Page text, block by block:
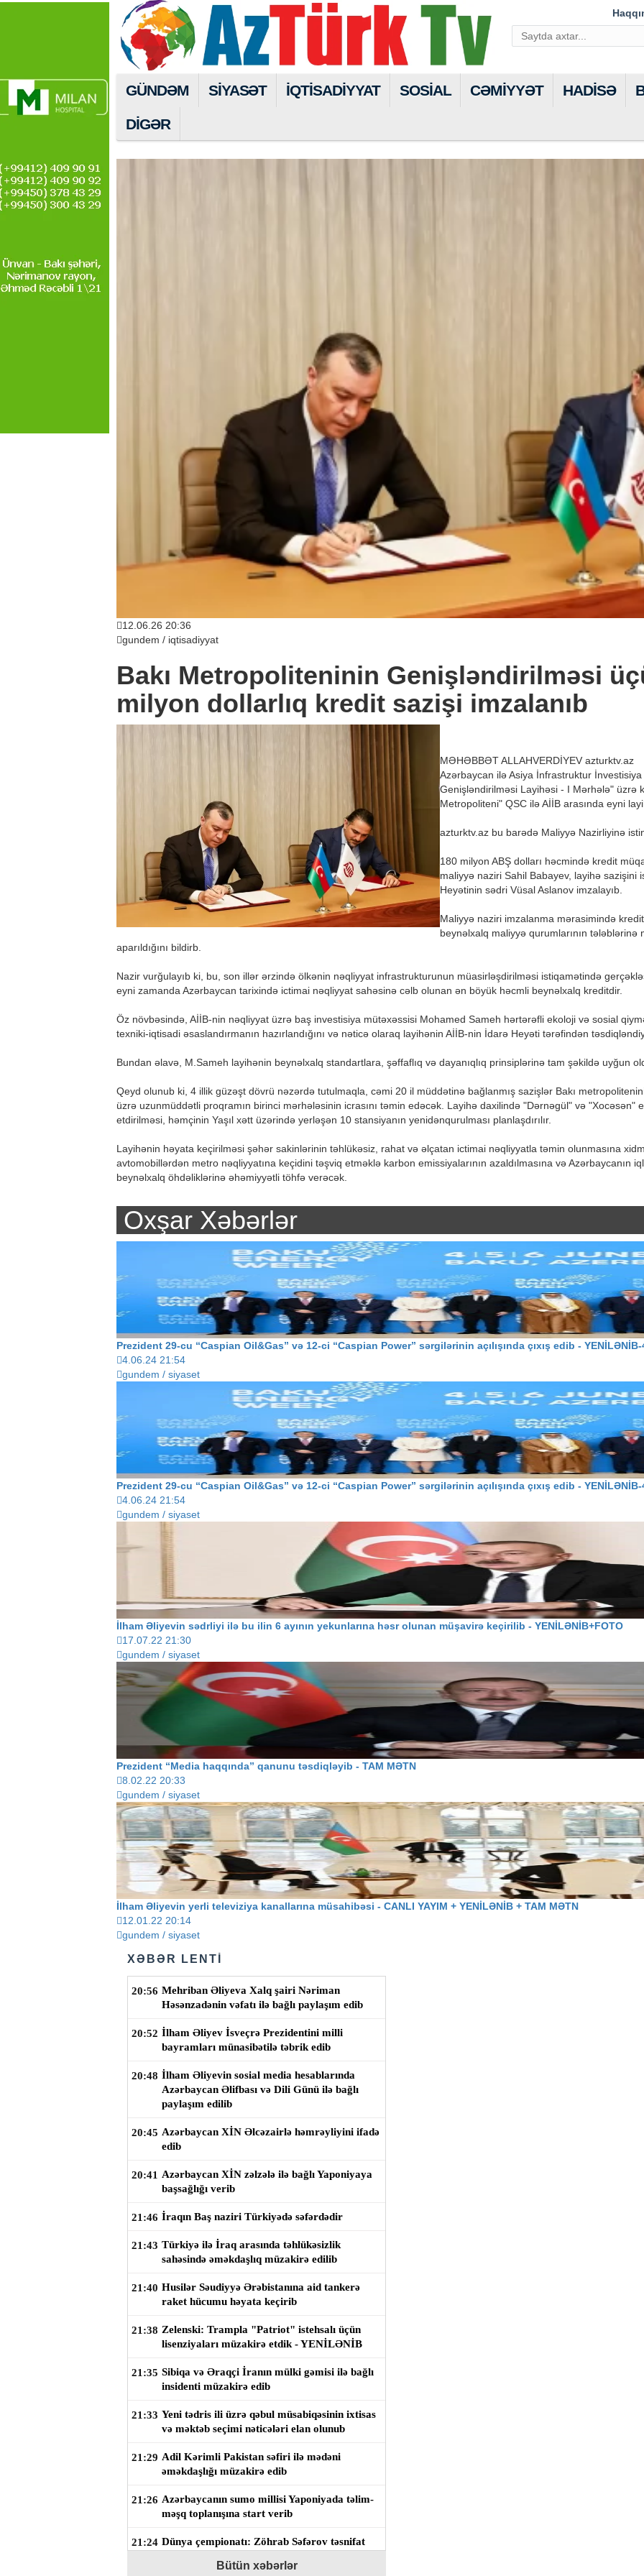
GÜNDƏM SİYASƏT İQTİSADİYYAT SOSİAL CƏMİYYƏT HADİSƏ
DİGƏR
12.06.26 20:36
gundem / iqtisadiyyat
Bakı Metropoliteninin Genişləndirilməsi
milyon dollarlıq kredit sazişi imzalanıb
MƏHƏBBƏT ALLAHVERDİYEV azturktv.az
Azərbaycan ilə Asiya İnfrastruktur
Genişləndirilməsi Layihəsi - I Mərhələ" üzrə
Metropoliteni" QSC ilə AİİB arasında eyni
azturktv.az bu barədə Maliyyə Nazirliyinə
180 milyon ABŞ dolları həcmində kredit
maliyyə naziri Sahil Babayev, layihə sazişini
Heyətinin sədri Vüsal Aslanov imzalayıb.
Maliyyə naziri imzalanma mərasimində
beynəlxalq maliyyə qurumlarının tələblərinə
aparıldığını bildirb.
Nazir vurğulayıb ki, bu, son illər ərzində ölkənin nəqliyyat infrastrukturunun müasirləşdirilməsi istiqamətində
eyni zamanda Azərbaycan tarixində ictimai nəqliyyat sahəsinə cəlb olunan ən böyük həcmli beynəlxalq kreditdir.
Öz növbəsində, AİİB-nin nəqliyyat üzrə baş investisiya mütəxəssisi Mohamed Sameh hərtərəfli ekoloji və sosial
texniki-iqtisadi əsaslandırmanın hazırlandığını və nəticə olaraq layihənin AİİB-nin İdarə Heyəti tərəfindən
Bundan əlavə, M.Sameh layihənin beynəlxalq standartlara, şəffaflıq və dayanıqlıq prinsiplərinə tam şəkildə uyğun
Qeyd olunub ki, 4 illik güzəşt dövrü nəzərdə tutulmaqla, cəmi 20 il müddətinə bağlanmış sazişlər Bakı
üzrə uzunmüddətli proqramın birinci mərhələsinin icrasını təmin edəcək. Layihə daxilində "Dərnəgül" və "Xocəsən"
etdirilməsi, həmçinin Yaşıl xətt üzərində yerləşən 10 stansiyanın yenidənqurulması planlaşdırılır.
Layihənin həyata keçirilməsi şəhər sakinlərinin təhlükəsiz, rahat və əlçatan ictimai nəqliyyatla təmin olunmasına
avtomobillərdən metro nəqliyyatına keçidini təşviq etməklə karbon emissiyalarının azaldılmasına və Azərbaycanın
beynəlxalq öhdəliklərinə əhəmiyyətli töhfə verəcək.
Oxşar Xəbərlər
Prezident 29-cu “Caspian Oil&Gas” və 12-ci “Caspian Power” sərgilərinin açılışında çıxış edib - YENİLƏNİB-
4.06.24 21:54
gundem / siyaset
Prezident 29-cu “Caspian Oil&Gas” və 12-ci “Caspian Power” sərgilərinin açılışında çıxış edib - YENİLƏNİB-
4.06.24 21:54
gundem / siyaset
İlham Əliyevin sədrliyi ilə bu ilin 6 ayının yekunlarına həsr olunan müşavirə keçirilib - YENİLƏNİB+FOTO
17.07.22 21:30
gundem / siyaset
Prezident “Media haqqında” qanunu təsdiqləyib - TAM MƏTN
8.02.22 20:33
gundem / siyaset
İlham Əliyevin yerli televiziya kanallarına müsahibəsi - CANLI YAYIM + YENİLƏNİB + TAM MƏTN
12.01.22 20:14
gundem / siyaset
XƏBƏR LENTİ
20:56 Mehriban Əliyeva Xalq şairi Nəriman
Həsənzadənin vəfatı ilə bağlı paylaşım edib
20:52 İlham Əliyev İsveçrə Prezidentini milli
bayramları münasibətilə təbrik edib
20:48 İlham Əliyevin sosial media hesablarında
Azərbaycan Əlifbası və Dili Günü ilə bağlı
paylaşım edilib
20:45 Azərbaycan XİN Əlcəzairlə həmrəyliyini ifadə
edib
20:41 Azərbaycan XİN zəlzələ ilə bağlı Yaponiyaya
başsağlığı verib
21:46 İraqın Baş naziri Türkiyədə səfərdədir
21:43 Türkiyə ilə İraq arasında təhlükəsizlik
sahəsində əməkdaşlıq müzakirə edilib
21:40 Husilər Səudiyyə Ərəbistanına aid tankerə
raket hücumu həyata keçirib
21:38 Zelenski: Trampla "Patriot" istehsalı üçün
lisenziyaları müzakirə etdik - YENİLƏNİB
21:35 Sibiqa və Əraqçi İranın mülki gəmisi ilə bağlı
insidenti müzakirə edib
21:33 Yeni tədris ili üzrə qəbul müsabiqəsinin ixtisas
və məktəb seçimi nəticələri elan olunub
21:29 Adil Kərimli Pakistan səfiri ilə mədəni
əməkdaşlığı müzakirə edib
21:26 Azərbaycanın sumo millisi Yaponiyada təlim-
məşq toplanışına start verib
21:24 Dünya çempionatı: Zöhrab Səfərov təsnifat
Bütün xəbərlər